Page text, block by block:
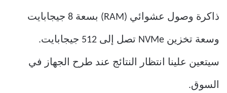
ذاكرة وصول عشوائي (RAM) بسعة 8 جيجابايت
وسعة تخزين NVMe تصل إلى 512 جيجابايت.
سيتعين علينا انتظار النتائج عند طرح الجهاز في
السوق.